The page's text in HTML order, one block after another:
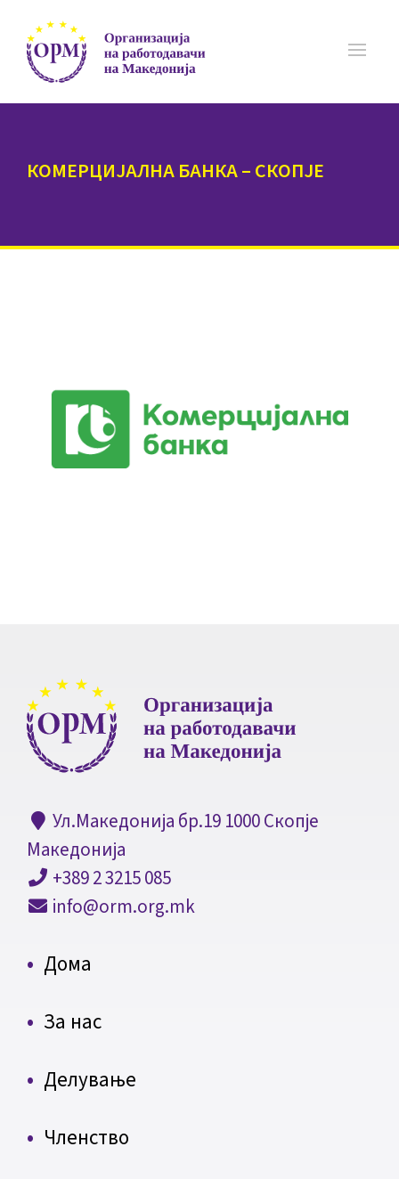
КОМЕРЦИЈАЛНА БАНКА – СКОПЈЕ
Ул.Македонија бр.19 1000 Скопје
Македонија
+389 2 3215 085
info@orm.org.mk
Дома
За нас
Делување
Членство